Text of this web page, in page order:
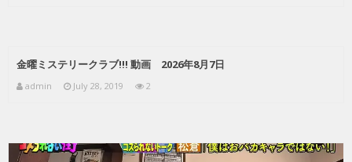
金曜ミステリークラブ!!! 動画 2026年8月7日
admin July 28, 2019 2